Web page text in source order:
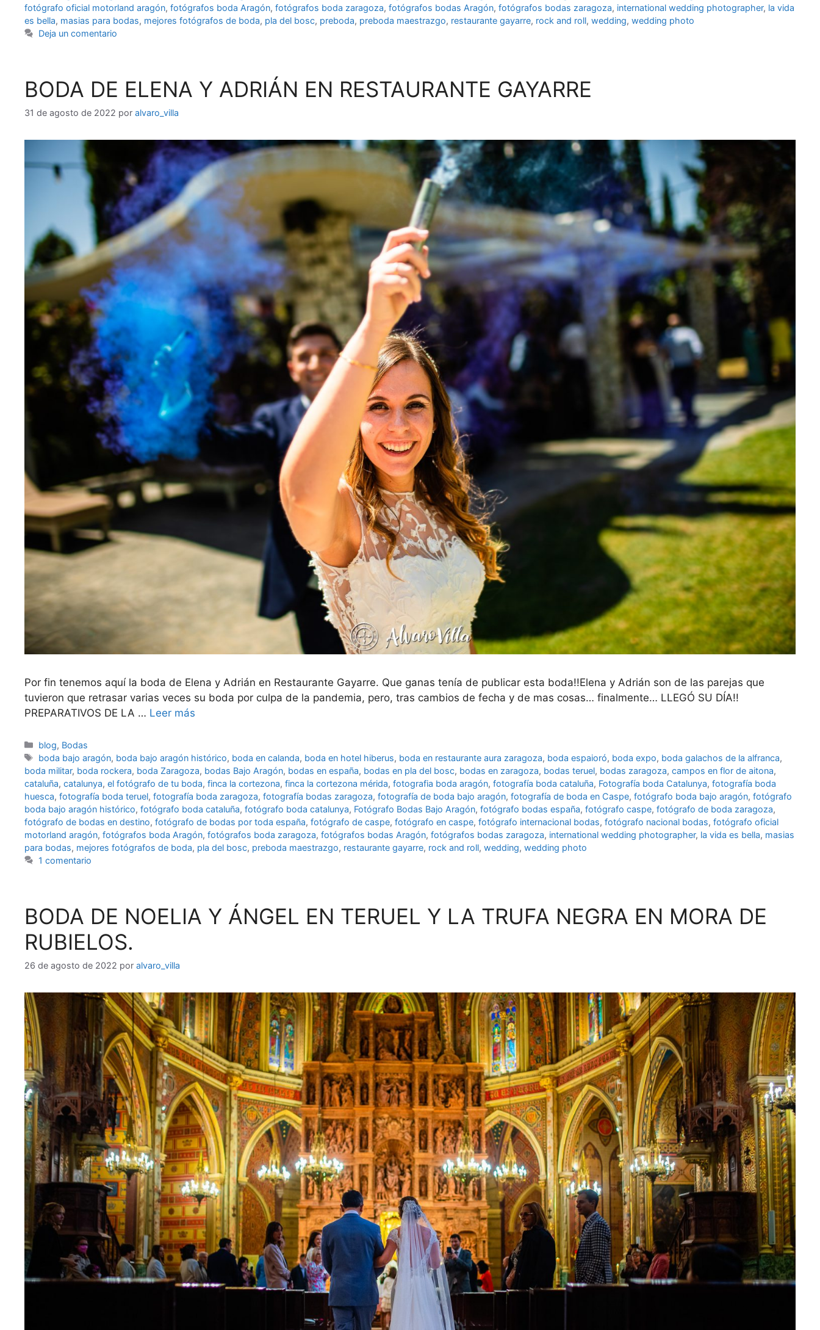
fotógrafo oficial motorland aragón, fotógrafos boda Aragón, fotógrafos boda zaragoza, fotógrafos bodas Aragón, fotógrafos bodas zaragoza, international wedding photographer, la vida
es bella, masias para bodas, mejores fotógrafos de boda, pla del bosc, preboda, preboda maestrazgo, restaurante gayarre, rock and roll, wedding, wedding photo
Deja un comentario
BODA DE ELENA Y ADRIÁN EN RESTAURANTE GAYARRE
31 de agosto de 2022 por alvaro_villa
Por fin tenemos aquí la boda de Elena y Adrián en Restaurante Gayarre. Que ganas tenía de publicar esta boda!!Elena y Adrián son de las parejas que
tuvieron que retrasar varias veces su boda por culpa de la pandemia, pero, tras cambios de fecha y de mas cosas… finalmente… LLEGÓ SU DÍA!!
PREPARATIVOS DE LA … Leer más
Categorías
blog, Bodas
Etiquetas
boda bajo aragón, boda bajo aragón histórico, boda en calanda, boda en hotel hiberus, boda en restaurante aura zaragoza, boda espaioró, boda expo, boda galachos de la alfranca,
boda militar, boda rockera, boda Zaragoza, bodas Bajo Aragón, bodas en españa, bodas en pla del bosc, bodas en zaragoza, bodas teruel, bodas zaragoza, campos en flor de aitona,
cataluña, catalunya, el fotógrafo de tu boda, finca la cortezona, finca la cortezona mérida, fotografia boda aragón, fotografía boda cataluña, Fotografía boda Catalunya, fotografía boda
huesca, fotografía boda teruel, fotografía boda zaragoza, fotografía bodas zaragoza, fotografía de boda bajo aragón, fotografía de boda en Caspe, fotógrafo boda bajo aragón, fotógrafo
boda bajo aragón histórico, fotógrafo boda cataluña, fotógrafo boda catalunya, Fotógrafo Bodas Bajo Aragón, fotógrafo bodas españa, fotógrafo caspe, fotógrafo de boda zaragoza,
fotógrafo de bodas en destino, fotógrafo de bodas por toda españa, fotógrafo de caspe, fotógrafo en caspe, fotógrafo internacional bodas, fotógrafo nacional bodas, fotógrafo oficial
motorland aragón, fotógrafos boda Aragón, fotógrafos boda zaragoza, fotógrafos bodas Aragón, fotógrafos bodas zaragoza, international wedding photographer, la vida es bella, masias
para bodas, mejores fotógrafos de boda, pla del bosc, preboda maestrazgo, restaurante gayarre, rock and roll, wedding, wedding photo
1 comentario
BODA DE NOELIA Y ÁNGEL EN TERUEL Y LA TRUFA NEGRA EN MORA DE
RUBIELOS.
26 de agosto de 2022 por alvaro_villa